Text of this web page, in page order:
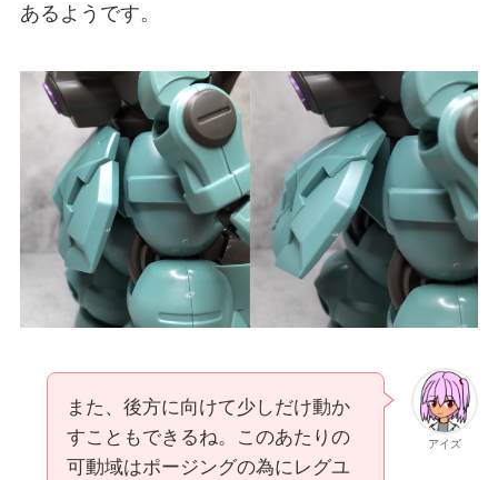
あるようです。
アイズ
また、後方に向けて少しだけ動か
すこともできるね。このあたりの
可動域はポージングの為にレグユ